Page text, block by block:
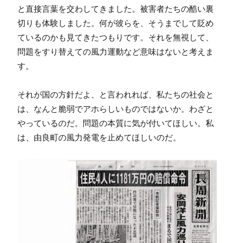
と直接言葉を交わしてきました。被害者たちの酷い裏
切りも体験しました。何が彼らを、そうまでして貶め
ているのかも見てきたつもりです。それを無視して、
問題をすり替えての風力運動など意味はないと考えま
す。
それが国の方針だよ、と言われれば、私たちの社会と
は、なんと脆弱でアホらしいものではないか。わざと
やっているのだ。問題の本質に気が付いてほしい。私
は、由良町の風力発電を止めてほしいのだ。